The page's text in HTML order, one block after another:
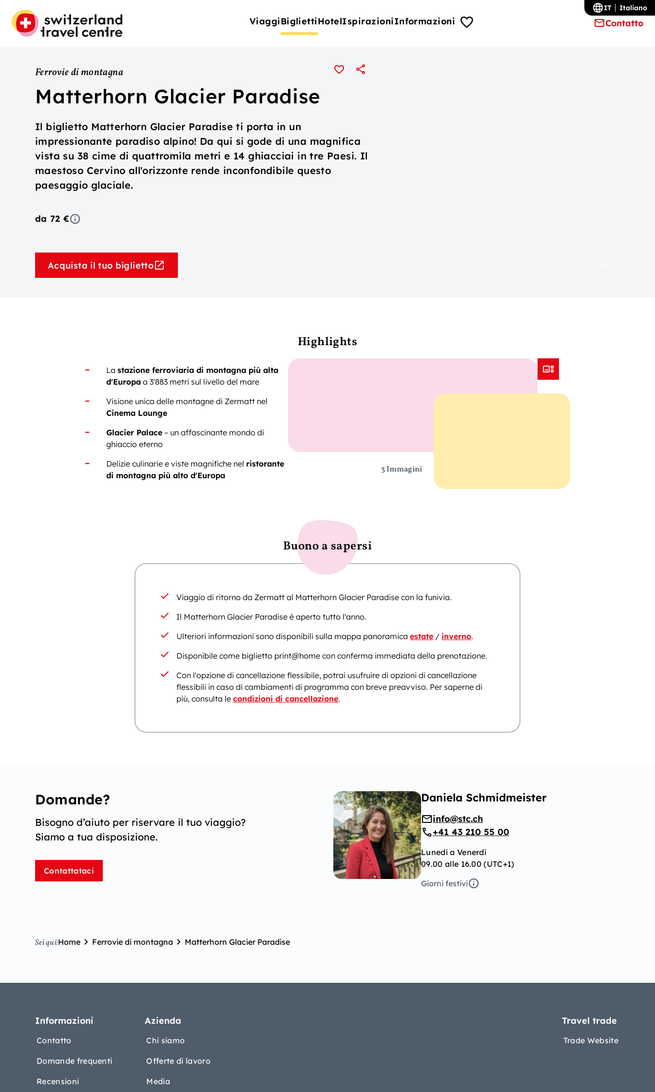
ViaggiBigliettiHotelIspirazioniInformazioni Contatto
IT Italiano
Ferrovie di montagna
Matterhorn Glacier Paradise
Il biglietto Matterhorn Glacier Paradise ti porta in un
impressionante paradiso alpino! Da qui si gode di una magnifica
vista su 38 cime di quattromila metri e 14 ghiacciai in tre Paesi. Il
maestoso Cervino all'orizzonte rende inconfondibile questo
paesaggio glaciale.
da 72 €
Acquista il tuo biglietto
Highlights
La stazione ferroviaria di montagna più alta
d'Europa a 3'883 metri sul livello del mare
Visione unica delle montagne di Zermatt nel
Cinema Lounge
Glacier Palace – un affascinante mondo di
ghiaccio eterno
Delizie culinarie e viste magnifiche nel ristorante
di montagna più alto d'Europa
3 Immagini
Buono a sapersi
Viaggio di ritorno da Zermatt al Matterhorn Glacier Paradise con la funivia.
Il Matterhorn Glacier Paradise è aperto tutto l'anno.
Ulteriori informazioni sono disponibili sulla mappa panoramica estate / inverno.
Disponibile come biglietto print@home con conferma immediata della prenotazione.
Con l'opzione di cancellazione flessibile, potrai usufruire di opzioni di cancellazione
flessibili in caso di cambiamenti di programma con breve preavviso. Per saperne di
più, consulta le condizioni di cancellazione.
Domande?
Bisogno d’aiuto per riservare il tuo viaggio?
Siamo a tua disposizione.
Contattataci
Daniela Schmidmeister
info@stc.ch
+41 43 210 55 00
Lunedì a Venerdì
09.00 alle 16.00 (UTC+1)
Giorni festivi
Sei qui:Home Ferrovie di montagna Matterhorn Glacier Paradise
Informazioni
Contatto
Domande frequenti
Recensioni
Azienda
Chi siamo
Offerte di lavoro
Media
Travel trade
Trade Website